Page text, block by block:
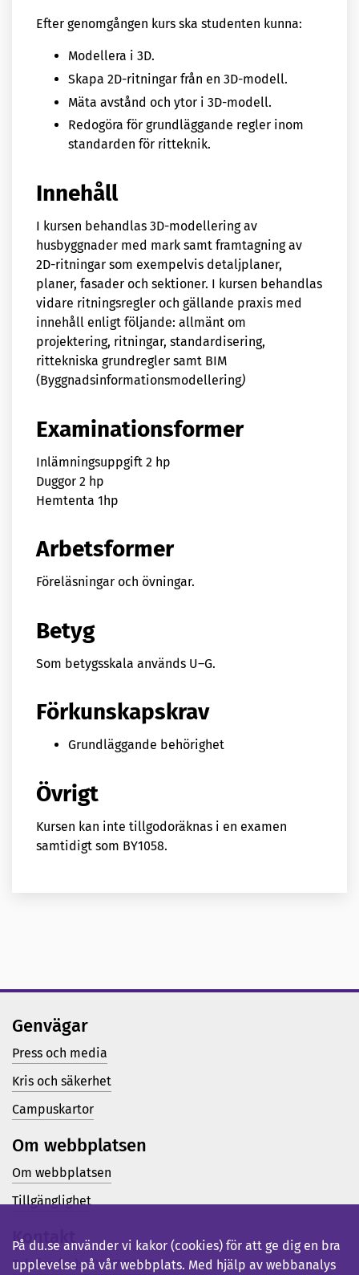
Efter genomgången kurs ska studenten kunna:
Modellera i 3D.
Skapa 2D-ritningar från en 3D-modell.
Mäta avstånd och ytor i 3D-modell.
Redogöra för grundläggande regler inom
standarden för ritteknik.
Innehåll
I kursen behandlas 3D-modellering av
husbyggnader med mark samt framtagning av
2D-ritningar som exempelvis detaljplaner,
planer, fasader och sektioner. I kursen behandlas
vidare ritningsregler och gällande praxis med
innehåll enligt följande: allmänt om
projektering, ritningar, standardisering,
rittekniska grundregler samt BIM
(Byggnadsinformationsmodellering)
Examinationsformer
Inlämningsuppgift 2 hp
Duggor 2 hp
Hemtenta 1hp
Arbetsformer
Föreläsningar och övningar.
Betyg
Som betygsskala används U–G.
Förkunskapskrav
Grundläggande behörighet
Övrigt
Kursen kan inte tillgodoräknas i en examen
samtidigt som BY1058.
Genvägar
Press och media
Kris och säkerhet
Campuskartor
Om webbplatsen
Om webbplatsen
Tillgänglighet
Kontakt
Telefon (vx): 023-77 80 00
På du.se använder vi kakor (cookies) för att ge dig en bra
upplevelse på vår webbplats. Med hjälp av webbanalys